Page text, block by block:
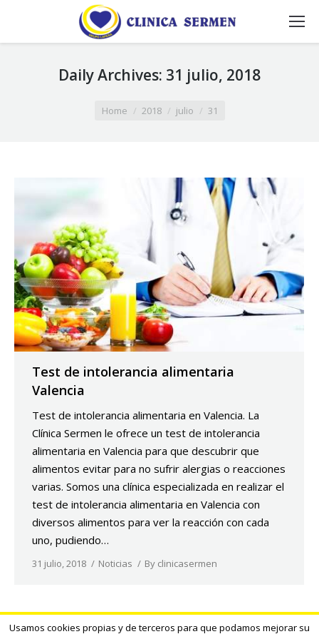
Daily Archives: 31 julio, 2018
Home 2018 julio 31
Test de intolerancia alimentaria
Valencia
Test de intolerancia alimentaria en Valencia. La
Clínica Sermen le ofrece un test de intolerancia
alimentaria en Valencia para que descubrir que
alimentos evitar para no sufrir alergias o reacciones
varias. Somos una clínica especializada en realizar el
test de intolerancia alimentaria en Valencia con
diversos alimentos para ver la reacción con cada
uno, pudiendo…
31 julio, 2018 Noticias By clinicasermen
Usamos cookies propias y de terceros para que podamos mejorar su